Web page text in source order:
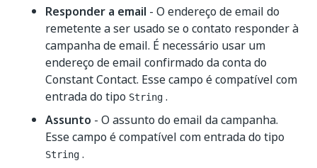
Responder a email - O endereço de email do
remetente a ser usado se o contato responder à
campanha de email. É necessário usar um
endereço de email confirmado da conta do
Constant Contact. Esse campo é compatível com
entrada do tipo String .
Assunto - O assunto do email da campanha.
Esse campo é compatível com entrada do tipo
String .